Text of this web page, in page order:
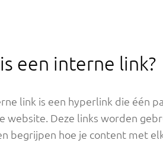
een interne link?
link is een hyperlink die één
website. Deze links worden
begrijpen hoe je content met